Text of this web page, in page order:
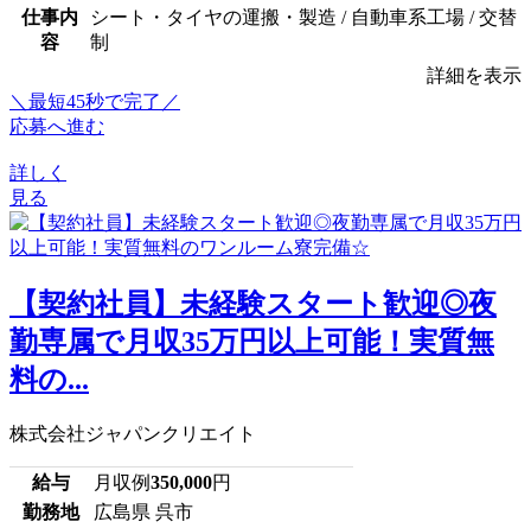
仕事内
容
シート・タイヤの運搬・製造 / 自動車系工場 / 交替
制
詳細を表示
＼最短45秒で完了／
応募へ進む
詳しく
見る
【契約社員】未経験スタート歓迎◎夜
勤専属で月収35万円以上可能！実質無
料の...
株式会社ジャパンクリエイト
給与 月収例350,000円
勤務地
広島県 呉市